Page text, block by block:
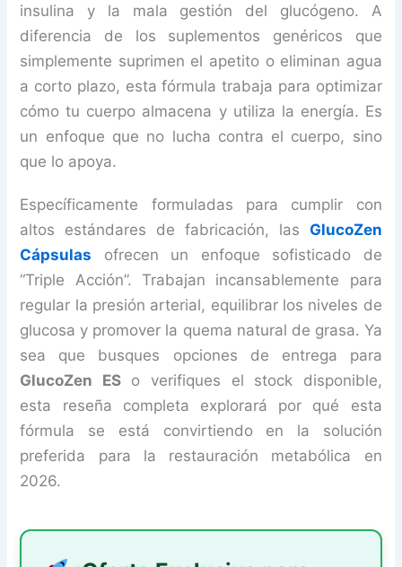
insulina y la mala gestión del glucógeno. A
diferencia de los suplementos genéricos que
simplemente suprimen el apetito o eliminan agua
a corto plazo, esta fórmula trabaja para optimizar
cómo tu cuerpo almacena y utiliza la energía. Es
un enfoque que no lucha contra el cuerpo, sino
que lo apoya.
Específicamente formuladas para cumplir con
altos estándares de fabricación, las GlucoZen
Cápsulas ofrecen un enfoque sofisticado de
“Triple Acción”. Trabajan incansablemente para
regular la presión arterial, equilibrar los niveles de
glucosa y promover la quema natural de grasa. Ya
sea que busques opciones de entrega para
GlucoZen ESo verifiques el stock disponible,
esta reseña completa explorará por qué esta
fórmula se está convirtiendo en la solución
preferida para la restauración metabólica en
2026.